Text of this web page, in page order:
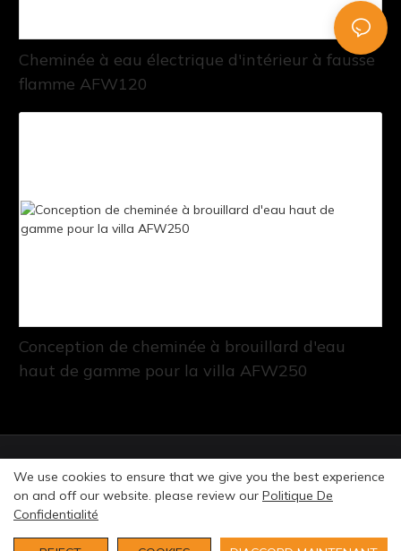
Cheminée à eau électrique d'intérieur à fausse
flamme AFW120
Conception de cheminée à brouillard d'eau
haut de gamme pour la villa AFW250
© Copyright 2026 Art Fireplace Technology Limited.
Tous droits réservés. | politique de confidentialité
We use cookies to ensure that we give you the best experience
on and off our website. please review our Politique De
Confidentialité